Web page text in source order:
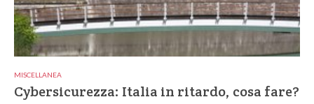
MISCELLANEA
Cybersicurezza: Italia in ritardo, cosa fare?